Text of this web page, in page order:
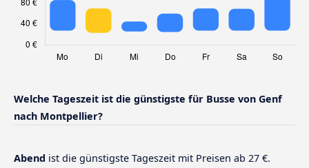
Welche Tageszeit ist die günstigste für Busse von Genf
nach Montpellier?
Abend ist die günstigste Tageszeit mit Preisen ab 27 €.